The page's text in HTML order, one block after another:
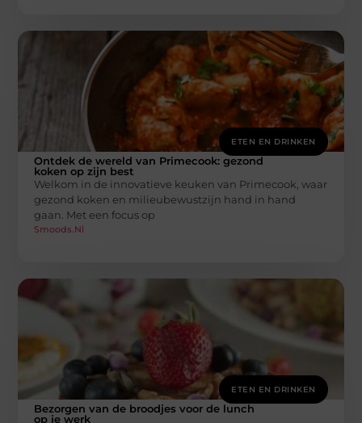
ETEN EN DRINKEN
Ontdek de wereld van Primecook: gezond
koken op zijn best
Welkom in de innovatieve keuken van Primecook, waar
gezond koken en milieubewustzijn hand in hand
gaan. Met een focus op
Smoods.nl
ETEN EN DRINKEN
Bezorgen van de broodjes voor de lunch
op je werk